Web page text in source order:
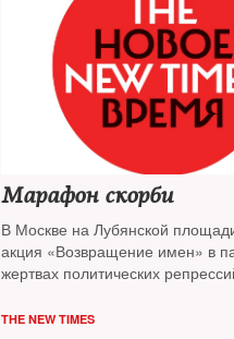
Марафон скорби
В Москве на Лубянской
акция «Возвращение имен» в
жертвах политических
THE NEW TIMES